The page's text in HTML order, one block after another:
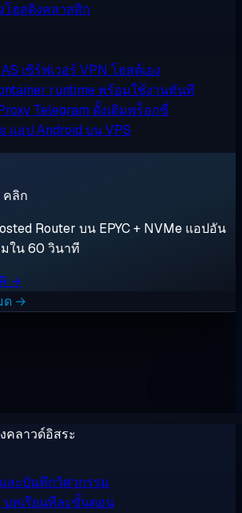
โฮสติงคลาสสิก
เซิร์ฟเวอร์ VPN โฮสต์เอง
runtime พร้อมใช้งานทันที
Telegram ดั้งเดิมพร็อกซี่
แอป Android บน VPS
คลิก
Router บน EPYC + NVMe แอปอัน
ใน 60 วินาที
→
ด →
คลาวด์อิสระ
ละบันทึกวิศวกรรม
บทเรียนทีละขั้นตอน